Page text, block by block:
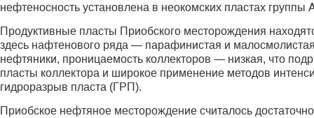
нефтеносность установлена в неокомских пластах
Продуктивные пласты Приобского месторождения
здесь нафтенового ряда — парафинистая и
нефтяники, проницаемость коллекторов — низкая, что
пласты коллектора и широкое применение методов
гидроразрыв пласта (ГРП).
Приобское нефтяное месторождение считалось